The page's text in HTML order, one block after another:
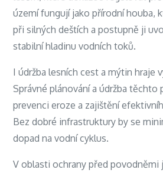
území fungují jako přírodní houba,
při silných deštích a postupně ji
stabilní hladinu vodních toků.
I údržba lesních cest a mýtin hraje
Správné plánování a údržba těchto
prevenci eroze a zajištění
Bez dobré infrastruktury by se
dopad na vodní cyklus.
V oblasti ochrany před povodněmi